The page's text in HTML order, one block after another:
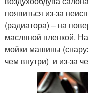
появиться из-за
(радиатора) – на
масляной пленкой.
мойки машины
чем внутри) и из-за